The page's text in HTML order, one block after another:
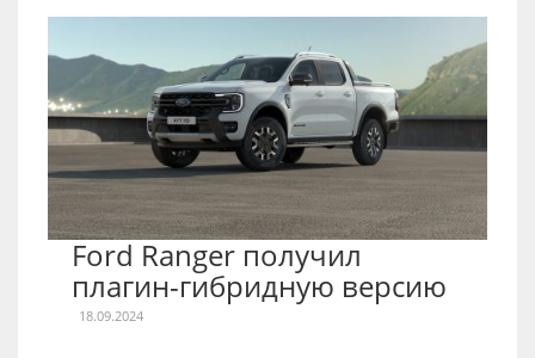
Ford Ranger получил
плагин-гибридную версию
18.09.2024